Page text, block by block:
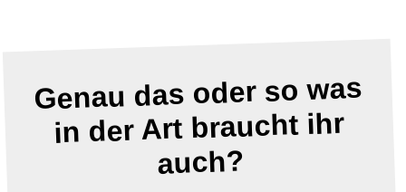
Genau das oder so was
in der Art braucht ihr
auch?